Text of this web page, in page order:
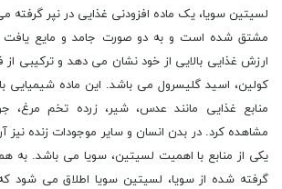
لسیتین سویا، یک ماده افزودنی غذایی در نپر گرفته
مشتق شده است و به دو صورت جامد و مایع
ارزش غذایی بالایی از خود نشان می دهد و ترکیبی از
کولین، اسید گلیسرول می باشد. این ماده شیمیایی
منابع غذایی مانند عدس، شیر، زرده تخم مرغ،
مشاهده کرد. در بدن انسان و سایر موجودات زنده
یکی از منابع با اهمیت لسیتین، سویا می باشد. به
گرفته شده از سویا، لسیتین سویا اطلاق می شود